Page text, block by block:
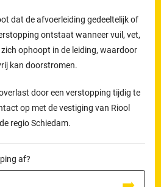
dat de afvoerleiding gedeeltelijk of
ontstaat wanneer vuil, vet,
ophoopt in de leiding, waardoor
kan doorstromen.
door een verstopping tijdig te
op met de vestiging van Riool
regio Schiedam.
af?